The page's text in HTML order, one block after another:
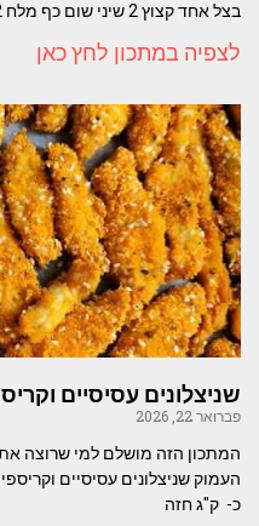
בצל אחד קצוץ 2 שיני שום כף מלח 2 כפות שמן
לצפיה במתכון לחץ כאן
שניצלונים עסיסיים
פברואר 22, 2026
המתכון הזה מושלם למי שרוצה
העמוק שניצלונים עסיסיים
כ- ק"ג חזה